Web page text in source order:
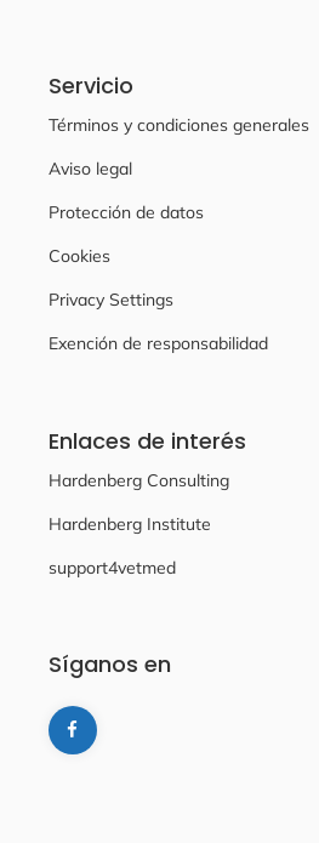
Servicio
Términos y condiciones generales
Aviso legal
Protección de datos
Cookies
Privacy Settings
Exención de responsabilidad
Enlaces de interés
Hardenberg Consulting
Hardenberg Institute
support4vetmed
Síganos en